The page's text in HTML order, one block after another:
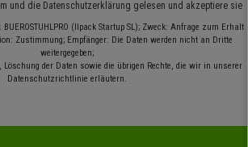
und die Datenschutzerklärung gelesen und akzeptiere sie
(Ilpack Startup SL); Zweck: Anfrage zum Erhalt
Zustimmung; Empfänger: Die Daten werden nicht an Dritte
weitergegeben;
Löschung der Daten sowie die übrigen Rechte, die wir in unserer
Datenschutzrichtlinie erläutern.